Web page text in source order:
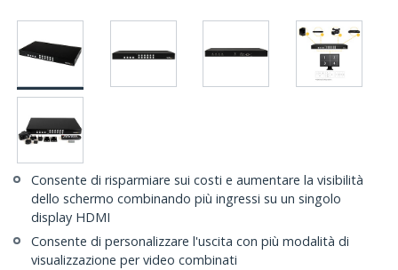
Consente di risparmiare sui costi e aumentare la visibilità
dello schermo combinando più ingressi su un singolo
display HDMI
Consente di personalizzare l'uscita con più modalità di
visualizzazione per video combinati